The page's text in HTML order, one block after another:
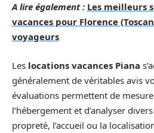
A lire également : Les meilleurs
vacances pour Florence
voyageurs
Les locations vacances Piana
généralement de véritables avis
évaluations permettent de
l’hébergement et d’analyser
propreté, l’accueil ou la